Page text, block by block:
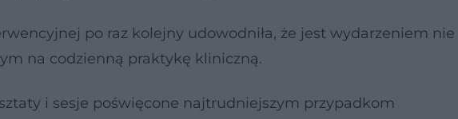
po raz kolejny udowodniła, że jest wydarzeniem nie
na codzienną praktykę kliniczną.
i sesje poświęcone najtrudniejszym przypadkom